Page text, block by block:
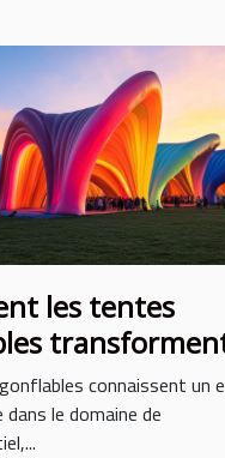
les tentes
en
connaissent un
dans le domaine de